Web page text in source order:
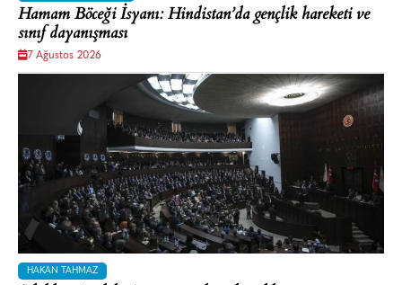
Hamam Böceği İsyanı: Hindistan’da gençlik hareketi ve
sınıf dayanışması
7 Ağustos 2026
HAKAN TAHMAZ